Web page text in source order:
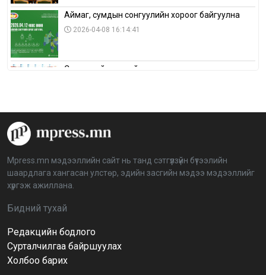
Аймаг, сумдын сонгуулийн хороог байгуулна
2026-04-08 16:14:41
Сонгуулийн хуулийн зөрчил, шалгах,
аймагт үргэлжилж байна
BTS-ийн тоглолтыг Netflix дэлхий даяар шууд
дамжуулна
Иргэдийн төлөөлөгчдийн хурлын 2026 оны
нөхөн сонгууль 6 дугаар сарын 21-нд болно
Mpress.mn мэдээллийн сайт нь танд сэтгүүлзүйн бүтээлийн
шаардлага хангасан улстөр, эдийн засгийн мэдээ мэдээллийг
хүргэж ажиллана.
Бидний тухай
Редакцийн бодлого
Сурталчилгаа байршуулах
Холбоо барих